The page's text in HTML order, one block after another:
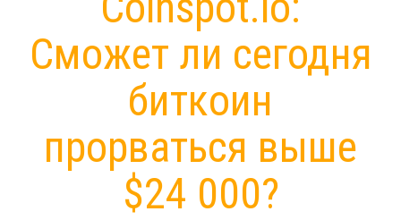
Сможет ли сегодня
биткоин
прорваться выше
$24 000?